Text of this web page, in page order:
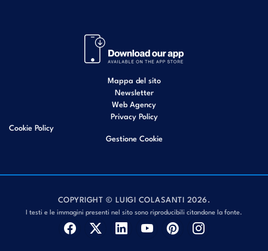
Mappa del sito
Newsletter
Web Agency
Privacy Policy
Cookie Policy
Gestione Cookie
COPYRIGHT © LUIGI COLASANTI 2026.
I testi e le immagini presenti nel sito sono riproducibili citandone la fonte.